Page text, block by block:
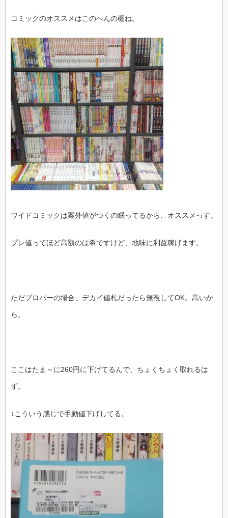
コミックのオススメはこのへんの棚ね。
ワイドコミックは案外値がつくの眠ってるから、オススメっす。
プレ値ってほど高額のは希ですけど、地味に利益稼げます。
ただプロパーの場合、デカイ値札だったら無視してOK。高いか
ら。
ここはたま～に260円に下げてるんで、ちょくちょく取れるは
ず。
↓こういう感じで手動値下げしてる。